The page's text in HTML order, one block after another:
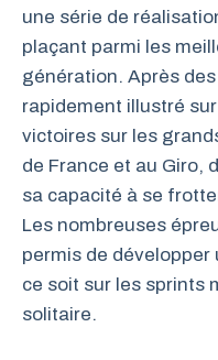
une série de
plaçant parmi les
génération. Après
rapidement illustré
victoires sur les
de France et au Giro,
sa capacité à se
Les nombreuses
permis de
ce soit sur les sprints
solitaire.